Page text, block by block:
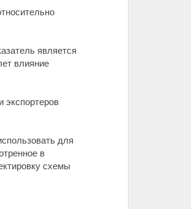
является
влияние
экспортеров
для
в
схемы